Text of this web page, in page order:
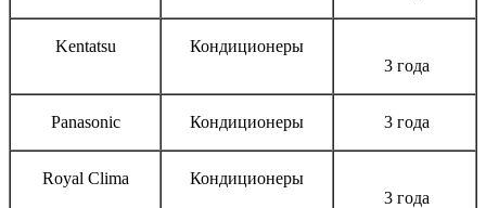
Kentatsu
Кондиционеры
3 года
Panasonic Кондиционеры 3 года
Royal Clima
Кондиционеры
3 года